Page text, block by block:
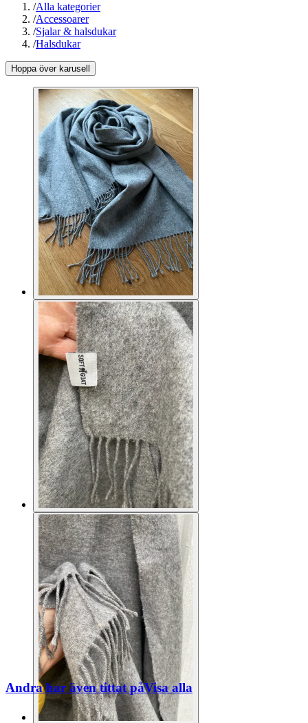
/Alla kategorier
/Accessoarer
/Sjalar & halsdukar
/Halsdukar
Hoppa över karusell
Andra har även tittat påVisa alla